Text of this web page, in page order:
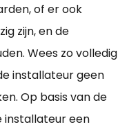
of er ook
zijn, en de
Wees zo volledig
installateur geen
Op basis van de
installateur een